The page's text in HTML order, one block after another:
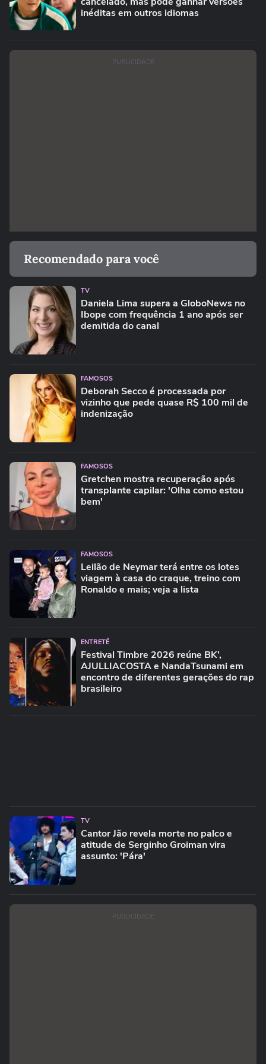
inéditas em outros idiomas
PUBLICIDADE
Recomendado para você
TV
Daniela Lima supera a GloboNews no
Ibope com frequência 1 ano após ser
demitida do canal
FAMOSOS
Deborah Secco é processada por
vizinho que pede quase R$ 100 mil de
indenização
FAMOSOS
Gretchen mostra recuperação após
transplante capilar: 'Olha como estou
bem'
FAMOSOS
Leilão de Neymar terá entre os lotes
viagem à casa do craque, treino com
Ronaldo e mais; veja a lista
ENTRETÊ
Festival Timbre 2026 reúne BK’,
AJULLIACOSTA e NandaTsunami em
encontro de diferentes gerações do rap
brasileiro
TV
Cantor Jão revela morte no palco e
atitude de Serginho Groiman vira
assunto: 'Pára'
PUBLICIDADE